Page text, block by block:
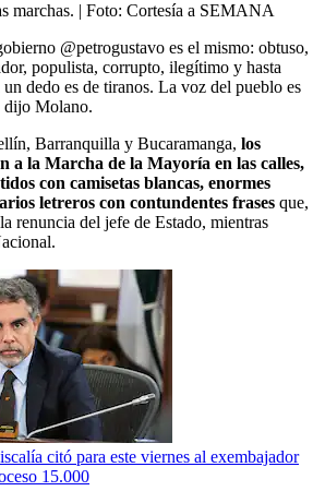
marchas. | Foto: Cortesía a SEMANA
@petrogustavo es el mismo: obtuso,
populista, corrupto, ilegítimo y hasta
dedo es de tiranos. La voz del pueblo es
dijo Molano.
Barranquilla y Bucaramanga, los
a la Marcha de la Mayoría en las calles,
con camisetas blancas, enormes
letreros con contundentes frases que,
renuncia del jefe de Estado, mientras
citó para este viernes al exembajador
15.000